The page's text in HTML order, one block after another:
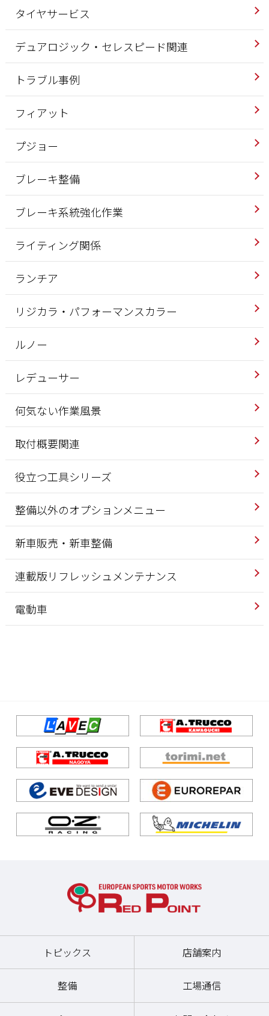
タイヤサービス
デュアロジック・セレスピード関連
トラブル事例
フィアット
プジョー
ブレーキ整備
ブレーキ系統強化作業
ライティング関係
ランチア
リジカラ・パフォーマンスカラー
ルノー
レデューサー
何気ない作業風景
取付概要関連
役立つ工具シリーズ
整備以外のオプションメニュー
新車販売・新車整備
連載版リフレッシュメンテナンス
電動車
トピックス 店舗案内
整備 工場通信